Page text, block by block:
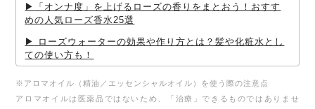
「オンナ度」を上げるローズの香りをまとおう！おすす
めの人気ローズ香水25選
ローズウォーターの効果や作り方とは？髪や化粧水とし
ての使い方も！
※アロマオイル（精油／エッセンシャルオイル）を使う際の注意点
アロマオイルは医薬品ではないため、「治療」できるものではありませ